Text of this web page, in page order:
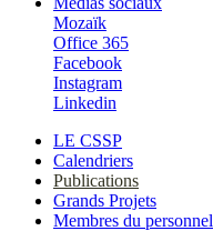
Mozaïk
Office 365
Facebook
Instagram
Linkedin
LE CSSP
Calendriers
Publications
Grands Projets
Membres du personnel